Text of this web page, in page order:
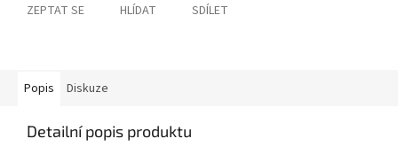
ZEPTAT SE HLÍDAT SDÍLET
Popis Diskuze
Detailní popis produktu